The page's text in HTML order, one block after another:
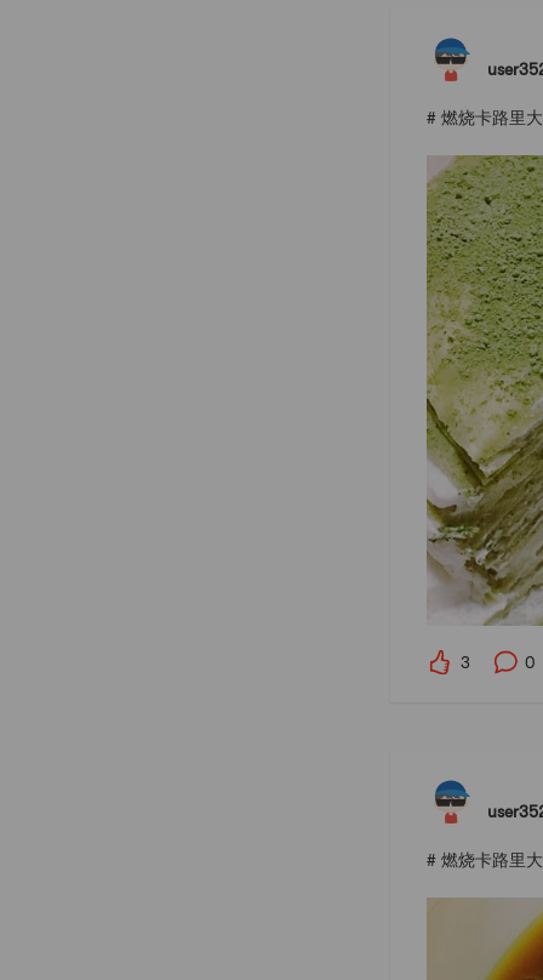
# 燃烧卡路里
3 0
# 燃烧卡路里